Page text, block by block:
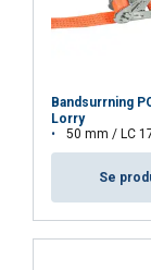
Bandsurrning
Lorry
50 mm / LC
Se
vår
dem eller
Strikt